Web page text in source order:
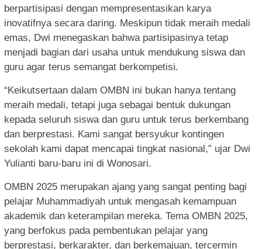
berpartisipasi dengan mempresentasikan karya
inovatifnya secara daring. Meskipun tidak meraih medali
emas, Dwi menegaskan bahwa partisipasinya tetap
menjadi bagian dari usaha untuk mendukung siswa dan
guru agar terus semangat berkompetisi.
“Keikutsertaan dalam OMBN ini bukan hanya tentang
meraih medali, tetapi juga sebagai bentuk dukungan
kepada seluruh siswa dan guru untuk terus berkembang
dan berprestasi. Kami sangat bersyukur kontingen
sekolah kami dapat mencapai tingkat nasional,” ujar Dwi
Yulianti baru-baru ini di Wonosari.
OMBN 2025 merupakan ajang yang sangat penting bagi
pelajar Muhammadiyah untuk mengasah kemampuan
akademik dan keterampilan mereka. Tema OMBN 2025,
yang berfokus pada pembentukan pelajar yang
berprestasi, berkarakter, dan berkemajuan, tercermin